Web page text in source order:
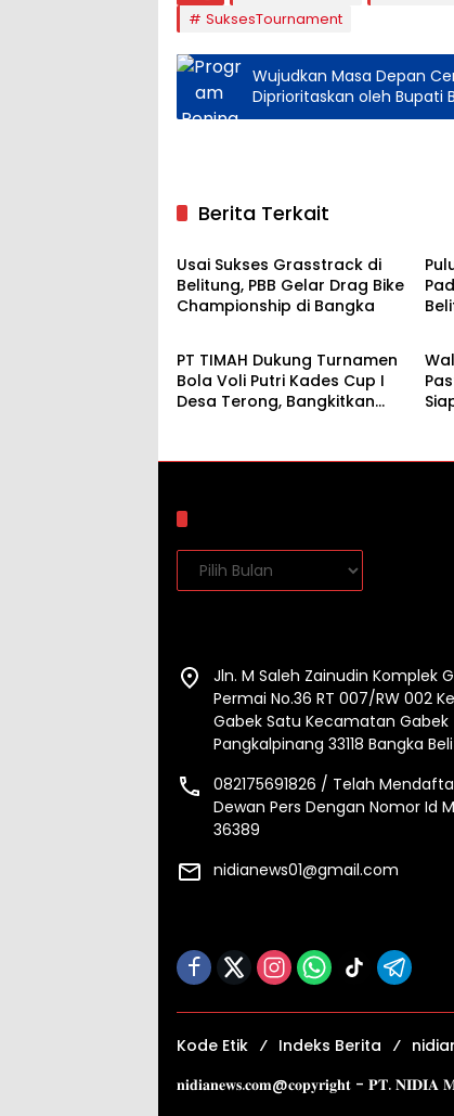
SuksesTournament
Wujudkan Masa Depan
Diprioritaskan oleh Bupati
Berita Terkait
Olahraga
Usai Sukses Grasstrack di
Belitung, PBB Gelar Drag Bike
Championship di Bangka
BUMN
PT TIMAH Dukung Turnamen
Bola Voli Putri Kades Cup I
Desa Terong, Bangkitkan
Arsip
Jln. M Saleh Zainudin Komplek
Permai No.36 RT 007/RW 002
Gabek Satu Kecamatan Gabek
Pangkalpinang 33118 Bangka
082175691826 / Telah
Dewan Pers Dengan Nomor Id
36389
nidianews01@gmail.com
Kode Etik Indeks Berita
𝐧𝐢𝐝𝐢𝐚𝐧𝐞𝐰𝐬.𝐜𝐨𝐦@𝐜𝐨𝐩𝐲𝐫𝐢𝐠𝐡𝐭 - 𝐏𝐓.